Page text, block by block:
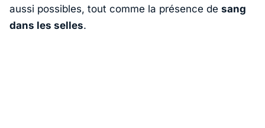
aussi possibles, tout comme la présence de sang
dans les selles.